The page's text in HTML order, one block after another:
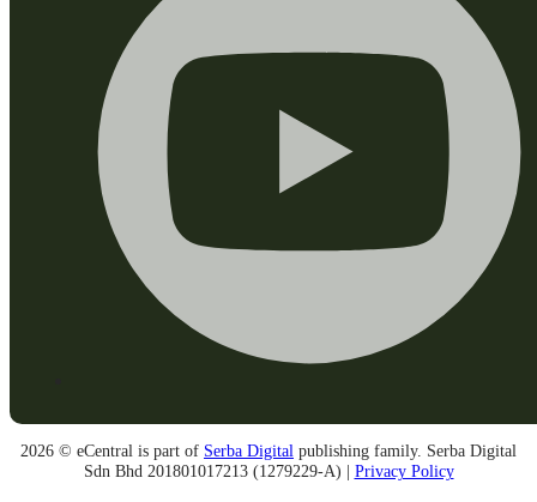
2026 © eCentral is part of Serba Digital publishing family. Serba Digital
Sdn Bhd 201801017213 (1279229-A) | Privacy Policy